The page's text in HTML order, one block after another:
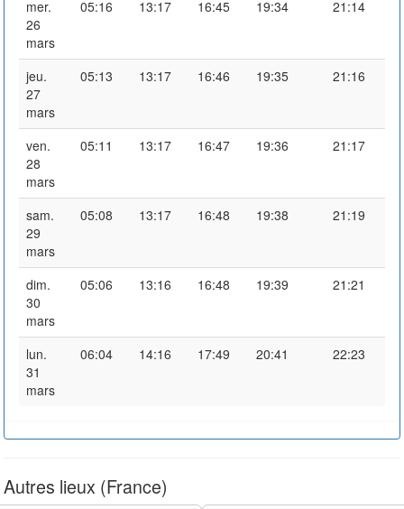
mer.
26
mars
05:16 13:17 16:45 19:34 21:14
jeu.
27
mars
05:13 13:17 16:46 19:35 21:16
ven.
28
mars
05:11 13:17 16:47 19:36 21:17
sam.
29
mars
05:08 13:17 16:48 19:38 21:19
dim.
30
mars
05:06 13:16 16:48 19:39 21:21
lun.
31
mars
06:04 14:16 17:49 20:41 22:23
Autres lieux (France)